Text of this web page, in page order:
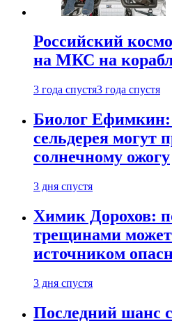
Российский
на МКС на
3 года спустя3 года спустя
Биолог
сельдерея могут
солнечному ожогу
3 дня спустя
Химик Дорохов:
трещинами может
источником
3 дня спустя
Последний шанс